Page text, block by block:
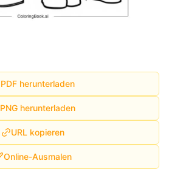
PDF herunterladen
PNG herunterladen
URL kopieren
Online-Ausmalen